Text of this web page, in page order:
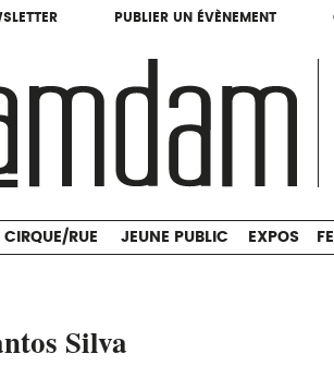
PUBLIER UN ÉVÈNEMENT
PUBLIER UN ÉVÈNEMENT
CIRQUE/RUE JEUNE PUBLIC
CIRQUE/RUE JEUNE PUBLIC EXPOS
Silva